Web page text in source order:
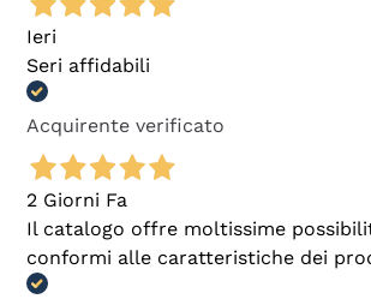
Ieri
Seri affidabili
Acquirente verificato
2 Giorni Fa
Il catalogo offre moltissime
conformi alle caratteristiche dei